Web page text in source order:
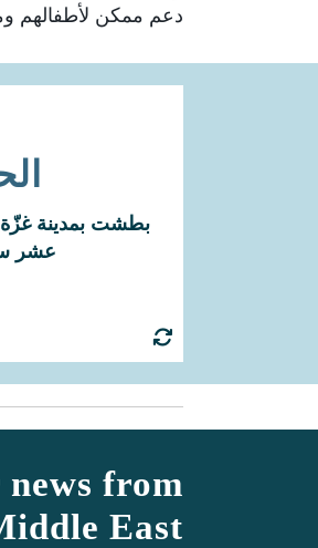
دعم ممكن لأطفالهم
بطشت بمدينة
عشر
from
East